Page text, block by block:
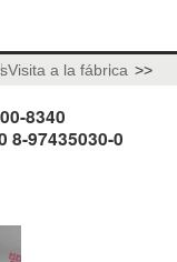
Visita a la fábrica >>
8340
8-97435030-0